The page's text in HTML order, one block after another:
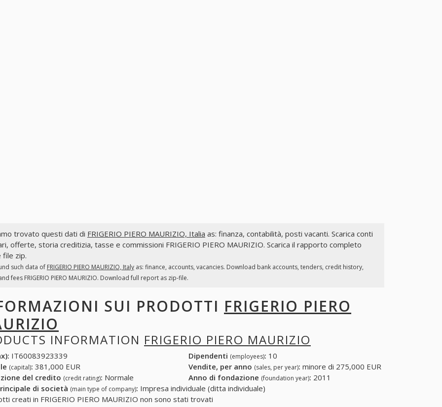
trovato questi dati di FRIGERIO PIERO MAURIZIO, Italia as: finanza, contabilità, posti vacanti. Scarica conti
offerte, storia creditizia, tasse e commissioni FRIGERIO PIERO MAURIZIO. Scarica il rapporto completo
file zip.
such data of FRIGERIO PIERO MAURIZIO, Italyas: finance, accounts, vacancies. Download bank accounts, tenders, credit history,
fees FRIGERIO PIERO MAURIZIO. Download full report as zip-file.
SUI PRODOTTI FRIGERIO PIERO
INFORMATION FRIGERIO PIERO MAURIZIO
IT60083923339 Dipendenti (employees): 10
(capital): 381,000 EUR Vendite, per anno (sales, per year): minore di 275,000 EUR
del credito (credit rating): Normale Anno di fondazione (foundation year): 2011
di società (main type of company): Impresa individuale (ditta individuale)
creati in FRIGERIO PIERO MAURIZIO non sono stati trovati